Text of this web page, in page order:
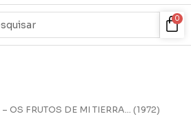
0
OS FRUTOS DE MI TIERRA… (1972)